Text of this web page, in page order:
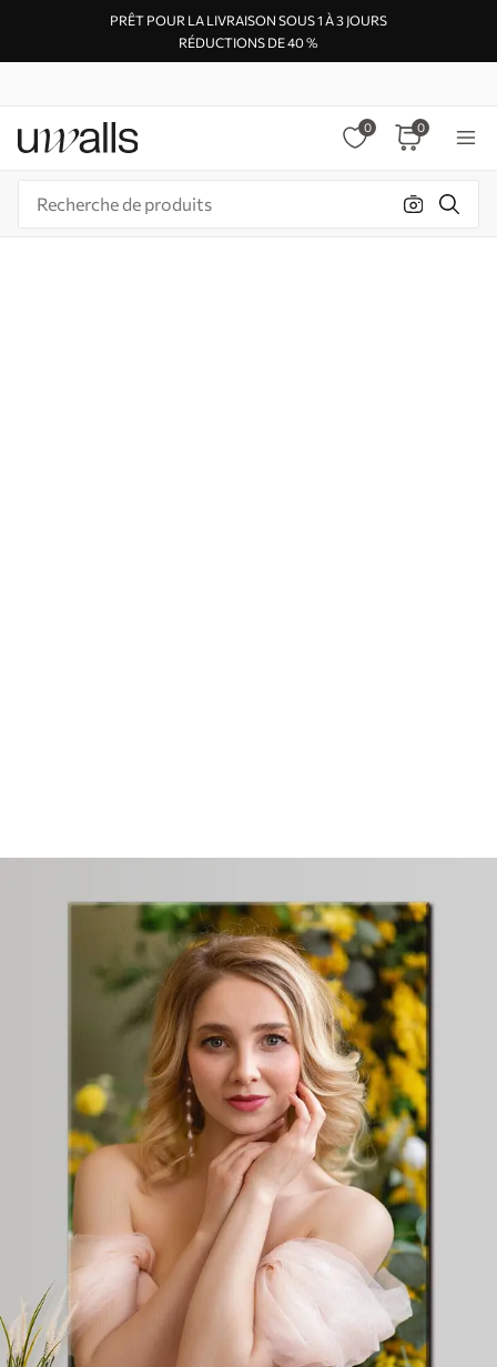
PRÊT POUR LA LIVRAISON SOUS 1 À 3 JOURS
RÉDUCTIONS DE 40 %
0 0